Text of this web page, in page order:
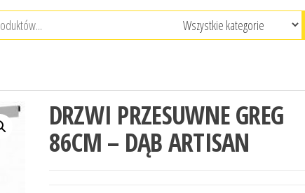
DRZWI PRZESUWNE GREG
86CM – DĄB ARTISAN